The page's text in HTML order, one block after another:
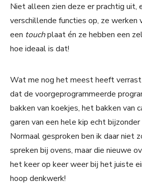
Niet alleen zien deze er prachtig uit,
verschillende functies op, ze
een touchplaat én ze hebben een
hoe ideaal is dat!
Wat me nog het meest heeft verrast
dat de voorgeprogrammeerde
bakken van koekjes, het bakken van
garen van een hele kip echt
Normaal gesproken ben ik daar niet
spreken bij ovens, maar die nieuwe
het keer op keer weer bij het juiste
hoop denkwerk!